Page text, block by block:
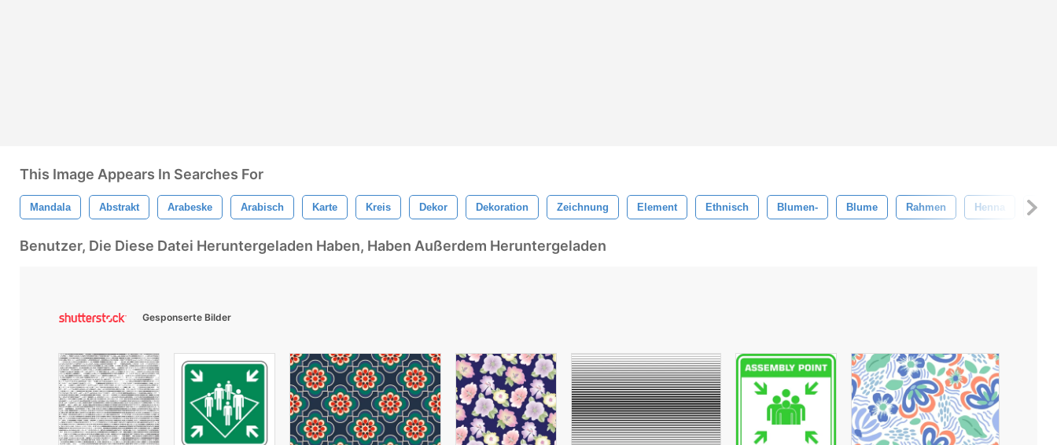
This Image Appears In Searches For
Mandala Abstrakt Arabeske Arabisch Karte Kreis Dekor Dekoration Zeichnung Element Ethnisch Blumen- Blume Rahmen Henna
Benutzer, Die Diese Datei Heruntergeladen Haben, Haben Außerdem Heruntergeladen
Gesponserte Bilder